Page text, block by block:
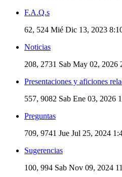
F.A.Q.s
62, 524 Mié Dic 13, 2023
Noticias
208, 2731 Sab May 02, 2026
Presentaciones y aficiones
557, 9082 Sab Ene 03, 2026
Preguntas
709, 9741 Jue Jul 25, 2024
Sugerencias
100, 994 Sab Nov 09, 2024